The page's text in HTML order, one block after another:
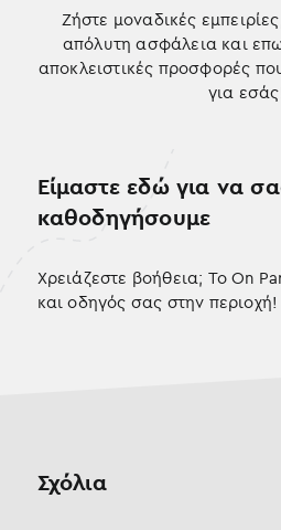
Ζήστε μοναδικές
απόλυτη ασφάλεια και
αποκλειστικές προσφορές
για
Είμαστε εδώ για να
καθοδηγήσουμε
Χρειάζεστε βοήθεια; Το On
και οδηγός σας στην περιοχή!
Σχόλια